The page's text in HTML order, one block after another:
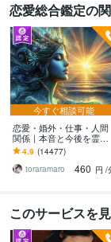
恋愛総合鑑定の
今すぐ相談可能
恋愛・婚外・仕事・人間
関係｜本音と今後を霊視
ます 現実重視の鑑定｜本
質と今後の行動を具体的
にお伝えします
4.9 (14477)
toraramaro
460 円 /
このサービスを